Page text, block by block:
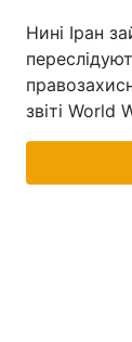
Нині Іран
звіті World